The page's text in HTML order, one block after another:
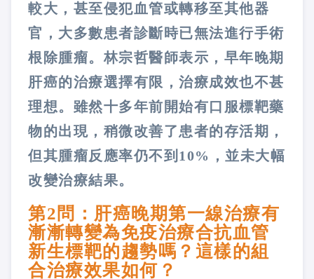
較大，甚至侵犯血管或轉移至其他器
官，大多數患者診斷時已無法進行手術
根除腫瘤。林宗哲醫師表示，早年晚期
肝癌的治療選擇有限，治療成效也不甚
理想。雖然十多年前開始有口服標靶藥
物的出現，稍微改善了患者的存活期，
但其腫瘤反應率仍不到10%，並未大幅
改變治療結果。
第2問：肝癌晚期第一線治療有
漸漸轉變為免疫治療合抗血管
新生標靶的趨勢嗎？這樣的組
合治療效果如何？